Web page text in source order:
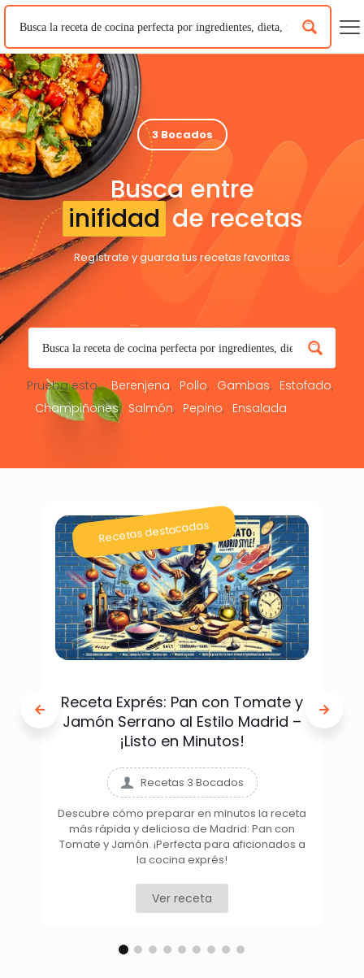
3 Bocados
Busca entre
inifidad de recetas
Regístrate y guarda tus recetas favoritas
Prueba esto: Berenjena Pollo Gambas
Estofado
Champiñones
Salmón Pepino Ensalada
Recetas destacadas
Receta Exprés: Pan con Tomate y
Jamón Serrano al Estilo Madrid –
¡Listo en Minutos!
Recetas 3 Bocados
Descubre cómo preparar en minutos la receta
más rápida y deliciosa de Madrid: Pan con
Tomate y Jamón. ¡Perfecta para aficionados a
la cocina exprés!
Ver receta